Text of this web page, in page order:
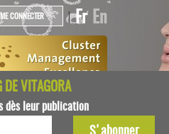
ME CONNECTER |Fr En
DE VITAGORA
dès leur publication